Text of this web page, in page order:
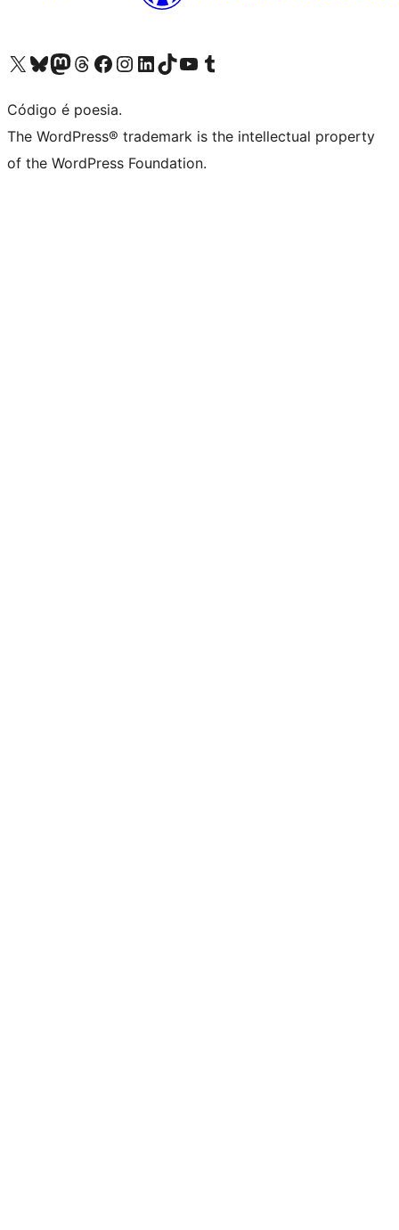
Visite a nossa conta X (antigo Twitter)
Visit our Bluesky account
Visit our Mastodon account
Visit our Threads account
Visite a nossa página do Facebook
Visite a nossa conta no Instagram
Visite a nossa conta no LinkedIn
Visit our TikTok account
Visit our YouTube channel
Visit our Tumblr account
Código é poesia.
The WordPress® trademark is the intellectual property
of the WordPress Foundation.